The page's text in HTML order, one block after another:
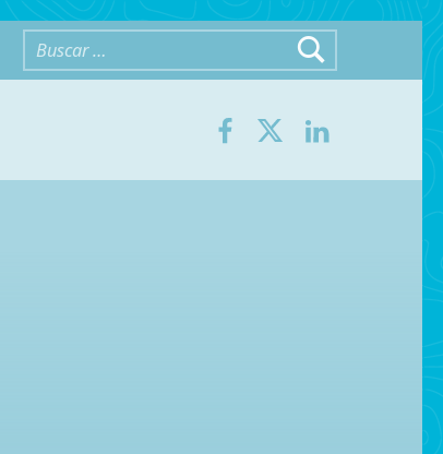
Facebook
TwitterLinkedIn
Buscar: